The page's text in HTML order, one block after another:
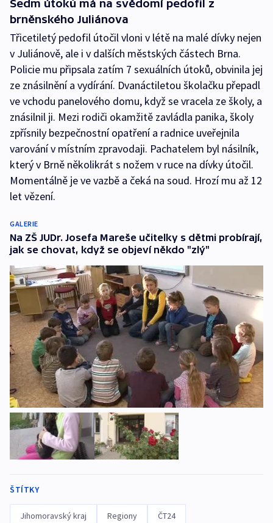
Sedm útoků má na svědomí pedofil z
brněnského Juliánova
Třicetiletý pedofil útočil vloni v létě na malé dívky nejen
v Juliánově, ale i v dalších městských částech Brna.
Policie mu připsala zatím 7 sexuálních útoků, obvinila jej
ze znásilnění a vydírání. Dvanáctiletou školačku přepadl
ve vchodu panelového domu, když se vracela ze školy, a
znásilnil ji. Mezi rodiči okamžitě zavládla panika, školy
zpřísnily bezpečnostní opatření a radnice uveřejnila
varování v místním zpravodaji. Pachatelem byl násilník,
který v Brně několikrát s nožem v ruce na dívky útočil.
Momentálně je ve vazbě a čeká na soud. Hrozí mu až 12
let vězení.
GALERIE
Na ZŠ JUDr. Josefa Mareše učitelky s dětmi probírají,
jak se chovat, když se objeví někdo "zlý"
ŠTÍTKY
Jihomoravský kraj Regiony ČT24